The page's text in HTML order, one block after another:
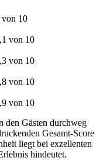
von 10
von 10
von 10
von 10
von 10
den Gästen durchweg
Gesamt-Score
liegt bei exzellenten
hindeutet.